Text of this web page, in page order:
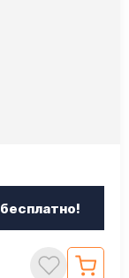
бесплатно!